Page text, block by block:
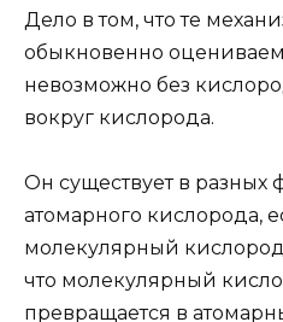
Дело в том, что те
обыкновенно
невозможно без
вокруг кислорода.
Он существует в разных
атомарного кислорода,
молекулярный
что молекулярный
превращается в